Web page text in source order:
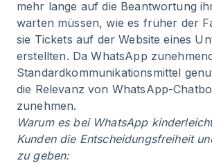
mehr lange auf die Beantwortung
warten müssen, wie es früher der
sie Tickets auf der Website eines
erstellten. Da WhatsApp
Standardkommunikationsmittel
die Relevanz von WhatsApp-
zunehmen.
Warum es bei WhatsApp
Kunden die Entscheidungsfreiheit
zu geben: